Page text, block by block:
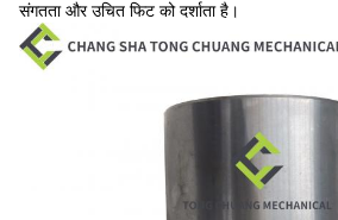
संगतता और उचित फिट को दर्शाता है।